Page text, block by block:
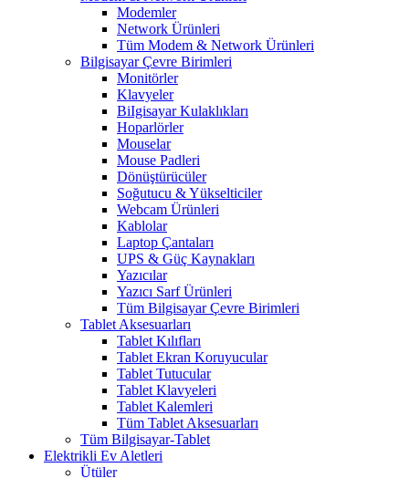
Modemler
Network Ürünleri
Tüm Modem & Network Ürünleri
Bilgisayar Çevre Birimleri
Monitörler
Klavyeler
BiIgisayar Kulaklıkları
Hoparlörler
Mouselar
Mouse Padleri
Dönüştürücüler
Soğutucu & Yükselticiler
Webcam Ürünleri
Kablolar
Laptop Çantaları
UPS & Güç Kaynakları
Yazıcılar
Yazıcı Sarf Ürünleri
Tüm Bilgisayar Çevre Birimleri
Tablet Aksesuarları
Tablet Kılıfları
Tablet Ekran Koruyucular
Tablet Tutucular
Tablet Klavyeleri
Tablet Kalemleri
Tüm Tablet Aksesuarları
Tüm Bilgisayar-Tablet
Elektrikli Ev Aletleri
Ütüler